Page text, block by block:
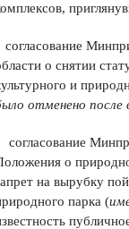
согласование
о снятии
и
отменено
согласование
о
на вырубку
парка (